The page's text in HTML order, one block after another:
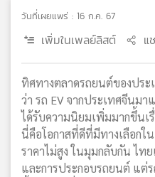
เครือ
ข่าย
วันที่เผยแพร่ : 16 ก.ค. 67
เพิ่มในเพลย์ลิสต์ แ
ทิศทางตลาดรถยนต์ของปร
ว่า รถ EV จากประเทศจีนม
ได้รับความนิยมเพิ่มมากขึ้นเ
นี่คือโอกาสที่ดีที่มีทางเลือกใ
ราคาไม่สูง ในมุมกลับกัน ไท
และการประกอบรถยนต์ แต่